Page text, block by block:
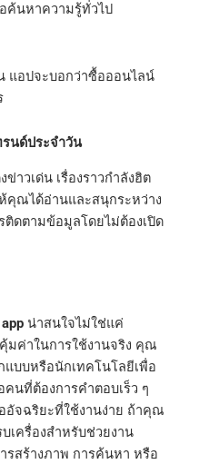
ค้นหาความรู้ทั่วไป
แอปจะบอกว่าซื้อออนไลน์
รนด์ประจำวัน
าวเด่น เรื่องราวกำลังฮิต
คุณได้อ่านและสนุกระหว่าง
ดตามข้อมูลโดยไม่ต้องเปิด
น่าสนใจไม่ใช่แค่
มค่าในการใช้งานจริง คุณ
แบบหรือนักเทคโนโลยีเพื่อ
นที่ต้องการคำตอบเร็ว ๆ
อัจฉริยะที่ใช้งานง่าย ถ้าคุณ
เครื่องสำหรับช่วยงาน
รสร้างภาพ การค้นหา หรือ